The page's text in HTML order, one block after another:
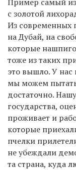
с золотой
Из современных
на Дубай, на
которые
тоже из таких
это вышло. У нас
мы можем
достаточно.
государства,
проживает и
которые
пчелки
не убеждали
та страна, куда